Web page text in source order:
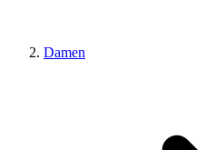
Damen